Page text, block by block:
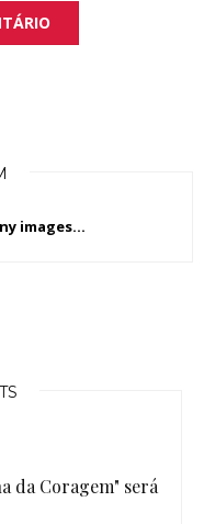
images...
da Coragem" será